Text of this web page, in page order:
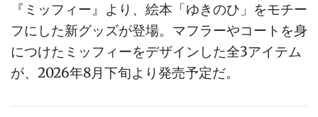
『ミッフィー』より、絵本「ゆきのひ」をモチー
フにした新グッズが登場。マフラーやコートを身
につけたミッフィーをデザインした全3アイテム
が、2026年8月下旬より発売予定だ。